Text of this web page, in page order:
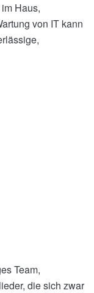
Haus,
von IT kann
Team,
die sich zwar